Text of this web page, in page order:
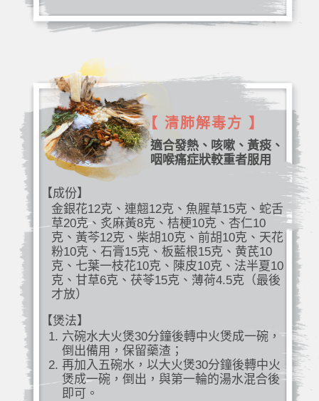
【 清肺解毒方 】
適合發熱、咳嗽、黃痰、
咽喉痛症狀較重者服用
【成份】
金銀花12克、連翹12克、魚腥草15克、蛇舌
草20克、炙麻黃8克、桔梗10克、杏仁10
克、黃芩12克、柴胡10克、前胡10克、天花
粉10克、石膏15克、板藍根15克、黄芪10
克、七葉一枝花10克、陳皮10克、法半夏10
克、甘草6克、茯苓15克、薄荷4.5克（最後
才放）
【煲法】
六碗水大火煲30分鐘後轉中火煲成一碗，
倒出備用，保留藥渣；
再加入五碗水，以大火煲30分鐘後轉中火
煲成一碗，倒出，與第一輪的湯水混合後
即可。